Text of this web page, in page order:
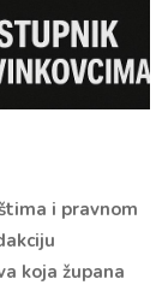
i pravnom
koja župana